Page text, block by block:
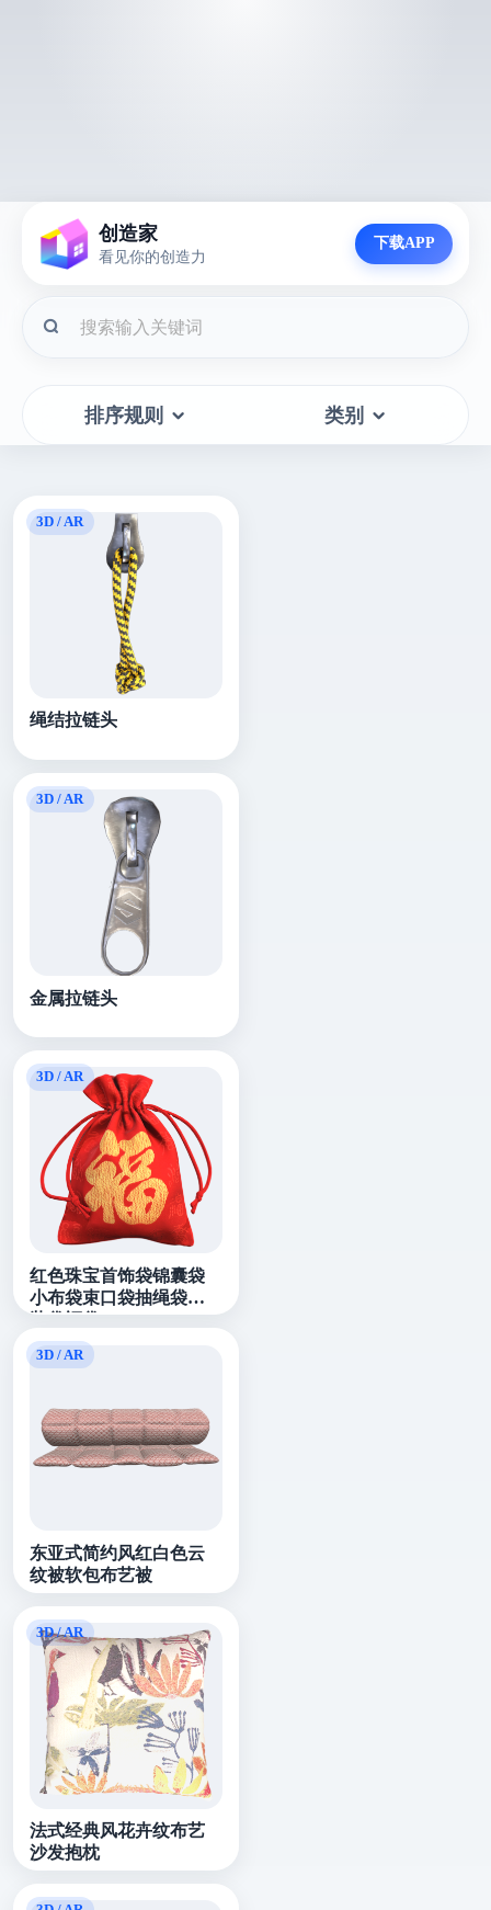
创造家
看见你的创造力
下载APP
排序规则 类别
绳结拉链头
金属拉链头
红色珠宝首饰袋锦囊袋
小布袋束口袋抽绳袋包
装袋福袋
东亚式简约风红白色云
纹被软包布艺被
法式经典风花卉纹布艺
沙发抱枕